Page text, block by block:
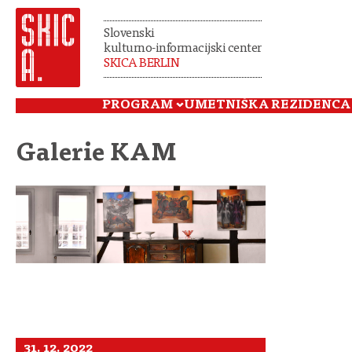
Slovenski
kulturno-informacijski center
SKICA BERLIN
PROGRAM UMETNIŠKA REZIDENCA
Galerie KAM
31. 12. 2022